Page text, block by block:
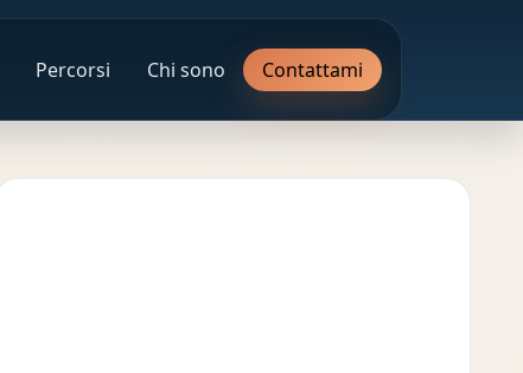
Percorsi Chi sono Contattami